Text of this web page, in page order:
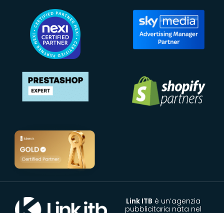
Link ITB è un’agenzia
pubblicitaria nata nel